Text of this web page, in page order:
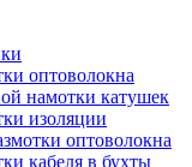
оптоволокна
намотки катушек
изоляции
оптоволокна
кабеля в бухты